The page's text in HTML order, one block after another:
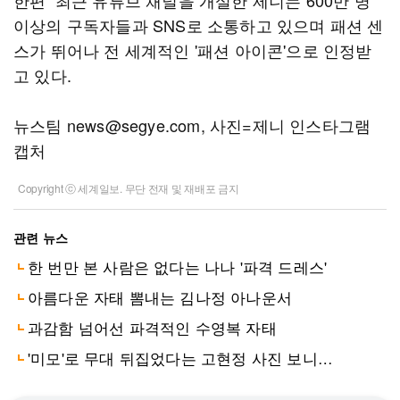
이상의 구독자들과 SNS로 소통하고 있으며 패션 센
스가 뛰어나 전 세계적인 '패션 아이콘'으로 인정받
고 있다.
뉴스팀 news@segye.com, 사진=제니 인스타그램
캡처
Copyright ⓒ 세계일보. 무단 전재 및 재배포 금지
관련 뉴스
한 번만 본 사람은 없다는 나나 '파격 드레스'
아름다운 자태 뽐내는 김나정 아나운서
과감함 넘어선 파격적인 수영복 자태
'미모'로 무대 뒤집었다는 고현정 사진 보니…